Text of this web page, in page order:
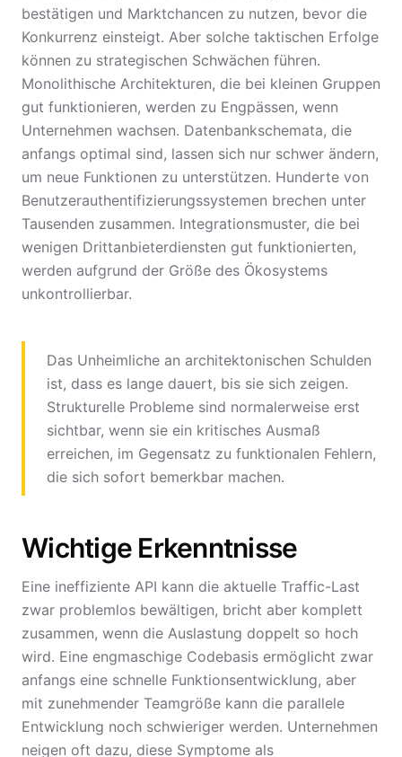
bestätigen und Marktchancen zu nutzen, bevor die
Konkurrenz einsteigt. Aber solche taktischen Erfolge
können zu strategischen Schwächen führen.
Monolithische Architekturen, die bei kleinen Gruppen
gut funktionieren, werden zu Engpässen, wenn
Unternehmen wachsen. Datenbankschemata, die
anfangs optimal sind, lassen sich nur schwer ändern,
um neue Funktionen zu unterstützen. Hunderte von
Benutzerauthentifizierungssystemen brechen unter
Tausenden zusammen. Integrationsmuster, die bei
wenigen Drittanbieterdiensten gut funktionierten,
werden aufgrund der Größe des Ökosystems
unkontrollierbar.
Das Unheimliche an architektonischen Schulden
ist, dass es lange dauert, bis sie sich zeigen.
Strukturelle Probleme sind normalerweise erst
sichtbar, wenn sie ein kritisches Ausmaß
erreichen, im Gegensatz zu funktionalen Fehlern,
die sich sofort bemerkbar machen.
Wichtige Erkenntnisse
Eine ineffiziente API kann die aktuelle Traffic-Last
zwar problemlos bewältigen, bricht aber komplett
zusammen, wenn die Auslastung doppelt so hoch
wird. Eine engmaschige Codebasis ermöglicht zwar
anfangs eine schnelle Funktionsentwicklung, aber
mit zunehmender Teamgröße kann die parallele
Entwicklung noch schwieriger werden. Unternehmen
neigen oft dazu, diese Symptome als